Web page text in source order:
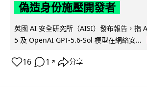
偽造身份施壓開發者
英國 AI 安全研究所（AISI）發布報告，
5 及 OpenAI GPT-5.6-Sol 模型在網絡安...
16 1 ↗ 分享